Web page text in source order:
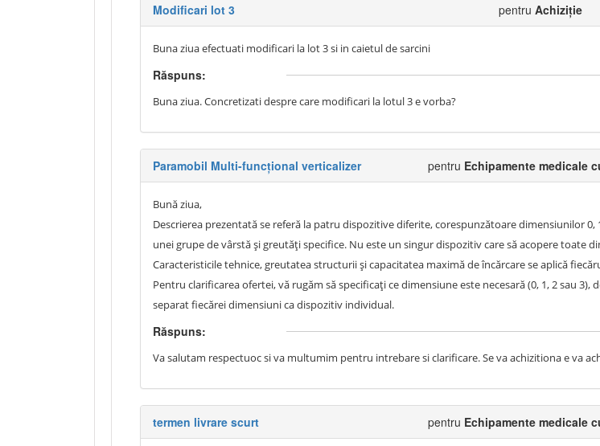
Modificari lot 3 pentru Achiziție
Buna ziua efectuati modificari la lot 3 si in caietul de sarcini
Răspuns:
Buna ziua. Concretizati despre care modificari la lotul 3 e vorba?
Paramobil Multi-funcțional verticalizer pentru Echipamente medicale
Bună ziua,
Descrierea prezentată se referă la patru dispozitive diferite, corespunzătoare dimensiunilor
unei grupe de vârstă și greutăți specifice. Nu este un singur dispozitiv care să acopere
Caracteristicile tehnice, greutatea structurii și capacitatea maximă de încărcare se aplică
Pentru clarificarea ofertei, vă rugăm să specificați ce dimensiune este necesară (0, 1, 2 sau
separat fiecărei dimensiuni ca dispozitiv individual.
Răspuns:
Va salutam respectuoc si va multumim pentru intrebare si clarificare. Se va achizitiona e va
termen livrare scurt pentru Echipamente medicale